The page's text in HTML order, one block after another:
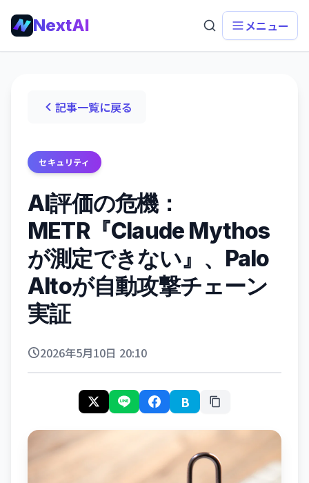
NextAI メニュー
記事一覧に戻る
セキュリティ
AI評価の危機：
METR『Claude Mythos
が測定できない』、Palo
Altoが自動攻撃チェーン
実証
2026年5月10日 20:10
B